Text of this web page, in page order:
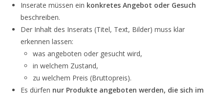
Inserate müssen ein konkretes Angebot oder Gesuch
beschreiben.
Der Inhalt des Inserats (Titel, Text, Bilder) muss klar
erkennen lassen:
was angeboten oder gesucht wird,
in welchem Zustand,
zu welchem Preis (Bruttopreis).
Es dürfen nur Produkte angeboten werden, die sich im